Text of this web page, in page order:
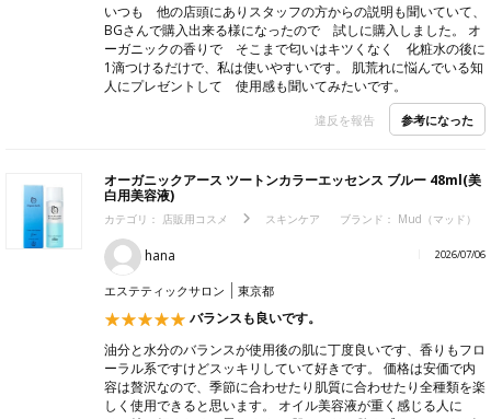
いつも 他の店頭にありスタッフの方からの説明も聞いていて、
BGさんで購入出来る様になったので 試しに購入しました。 オ
ーガニックの香りで そこまで匂いはキツくなく 化粧水の後に
1滴つけるだけで、私は使いやすいです。 肌荒れに悩んでいる知
人にプレゼントして 使用感も聞いてみたいです。
違反を報告 参考になった
オーガニックアース ツートンカラーエッセンス ブルー 48ml(美
白用美容液)
カテゴリ： 店販用コスメ スキンケア ブランド： Mud（マッド）
hana 2026/07/06
エステティックサロン 東京都
バランスも良いです。
油分と水分のバランスが使用後の肌に丁度良いです、香りもフロ
ーラル系ですけどスッキリしていて好きです。 価格は安価で内
容は贅沢なので、季節に合わせたり肌質に合わせたり全種類を楽
しく使用できると思います。 オイル美容液が重く感じる人に